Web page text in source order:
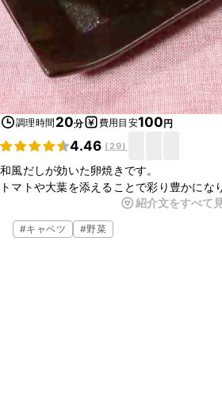
調理時間 20分 費用目安100円
4.46 (29)
和風だしが効いた卵焼きです。
トマトや大葉を添えることで彩り豊かにな
和食の副菜やお弁当にいかがでしょうか。
お弁当に入れる際は卵にしっかり火を通し
簡単にできるのでぜひ作ってみてください
紹介文をすべて
#キャベツ #野菜